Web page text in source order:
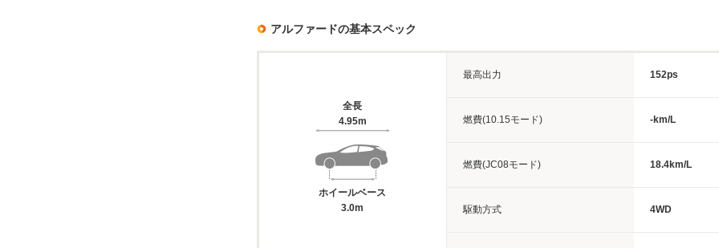
アルファードの基本スペック
全長
4.95m
ホイールベース
3.0m
最高出力 152ps
燃費(10.15モード) -km/L
燃費(JC08モード) 18.4km/L
駆動方式 4WD